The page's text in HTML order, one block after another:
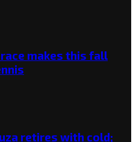
makes this fall
retires with cold;